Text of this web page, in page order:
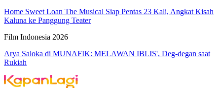
Home Sweet Loan The Musical Siap Pentas 23 Kali, Angkat Kisah
Kaluna ke Panggung Teater
Film Indonesia 2026
Arya Saloka di MUNAFIK: MELAWAN IBLIS', Deg-degan saat
Rukiah